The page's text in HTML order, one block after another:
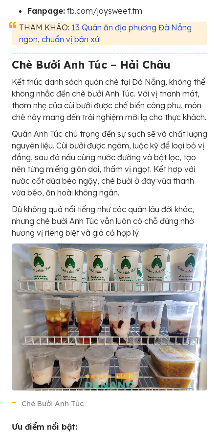
Fanpage: fb.com/joysweet.tm
THAM KHẢO: 13 Quán ăn địa phương Đà Nẵng
ngon, chuẩn vị bản xứ
Chè Bưởi Anh Túc – Hải Châu
Kết thúc danh sách quán chè tại Đà Nẵng, không thể
không nhắc đến chè bưởi Anh Túc. Với vị thanh mát,
thơm nhẹ của cùi bưởi được chế biến công phu, món
chè này mang đến trải nghiệm mới lạ cho thực khách.
Quán Anh Túc chú trọng đến sự sạch sẽ và chất lượng
nguyên liệu. Cùi bưởi được ngâm, luộc kỹ để loại bỏ vị
đắng, sau đó nấu cùng nước đường và bột lọc, tạo
nên từng miếng giòn dai, thấm vị ngọt. Kết hợp với
nước cốt dừa béo ngậy, chè bưởi ở đây vừa thanh
vừa béo, ăn hoài không ngán.
Dù không quá nổi tiếng như các quán lâu đời khác,
nhưng chè bưởi Anh Túc vẫn luôn có chỗ đứng nhờ
hương vị riêng biệt và giá cả hợp lý.
Chè Bưởi Anh Túc
Ưu điểm nổi bật: